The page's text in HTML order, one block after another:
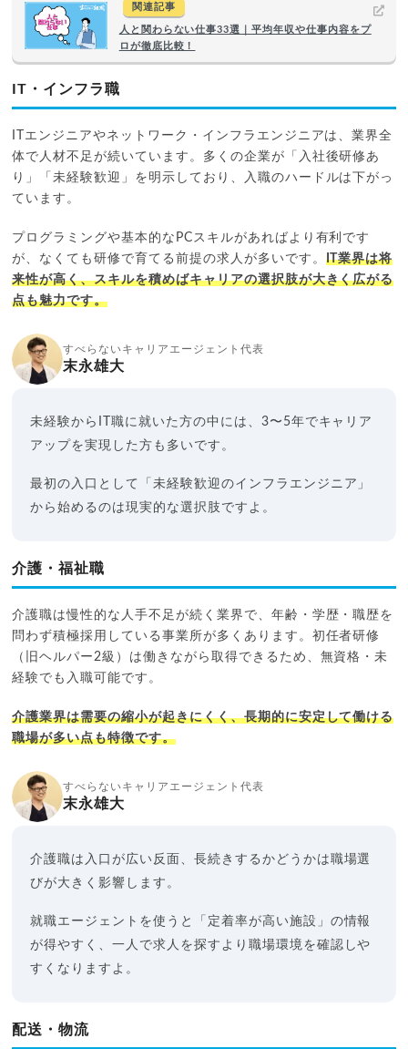
関連記事
人と関わらない仕事33選｜平均年収や仕事内容をプ
ロが徹底比較！
IT・インフラ職
ITエンジニアやネットワーク・インフラエンジニアは、業界全
体で人材不足が続いています。多くの企業が「入社後研修あ
り」「未経験歓迎」を明示しており、入職のハードルは下がっ
ています。
プログラミングや基本的なPCスキルがあればより有利です
が、なくても研修で育てる前提の求人が多いです。 IT業界は将
来性が高く、スキルを積めばキャリアの選択肢が大きく広がる
点も魅力です。
すべらないキャリアエージェント代表
末永雄大
未経験からIT職に就いた方の中には、3〜5年でキャリア
アップを実現した方も多いです。
最初の入口として「未経験歓迎のインフラエンジニア」
から始めるのは現実的な選択肢ですよ。
介護・福祉職
介護職は慢性的な人手不足が続く業界で、年齢・学歴・職歴を
問わず積極採用している事業所が多くあります。初任者研修
（旧ヘルパー2級）は働きながら取得できるため、無資格・未
経験でも入職可能です。
介護業界は需要の縮小が起きにくく、長期的に安定して働ける
職場が多い点も特徴です。
すべらないキャリアエージェント代表
末永雄大
介護職は入口が広い反面、長続きするかどうかは職場選
びが大きく影響します。
就職エージェントを使うと「定着率が高い施設」の情報
が得やすく、一人で求人を探すより職場環境を確認しや
すくなりますよ。
配送・物流